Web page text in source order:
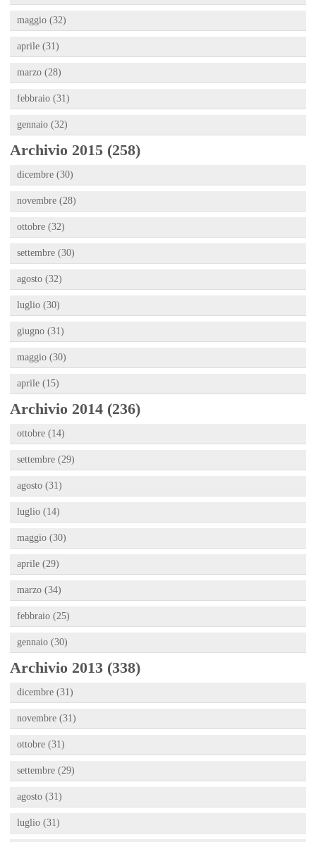
maggio (32)
aprile (31)
marzo (28)
febbraio (31)
gennaio (32)
Archivio 2015 (258)
dicembre (30)
novembre (28)
ottobre (32)
settembre (30)
agosto (32)
luglio (30)
giugno (31)
maggio (30)
aprile (15)
Archivio 2014 (236)
ottobre (14)
settembre (29)
agosto (31)
luglio (14)
maggio (30)
aprile (29)
marzo (34)
febbraio (25)
gennaio (30)
Archivio 2013 (338)
dicembre (31)
novembre (31)
ottobre (31)
settembre (29)
agosto (31)
luglio (31)